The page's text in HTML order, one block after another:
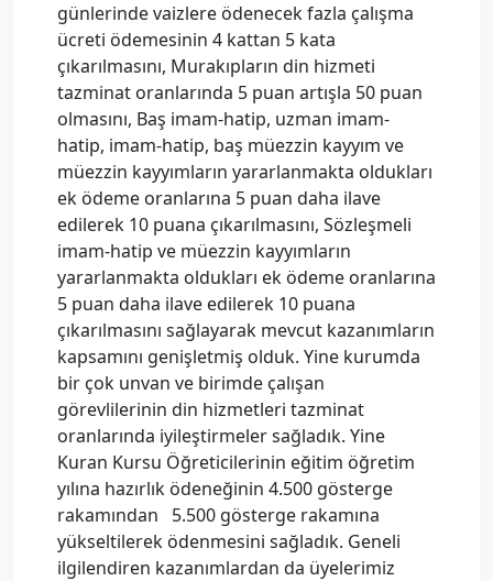
günlerinde vaizlere ödenecek fazla çalışma
ücreti ödemesinin 4 kattan 5 kata
çıkarılmasını, Murakıpların din hizmeti
tazminat oranlarında 5 puan artışla 50 puan
olmasını, Baş imam-hatip, uzman imam-
hatip, imam-hatip, baş müezzin kayyım ve
müezzin kayyımların yararlanmakta oldukları
ek ödeme oranlarına 5 puan daha ilave
edilerek 10 puana çıkarılmasını, Sözleşmeli
imam-hatip ve müezzin kayyımların
yararlanmakta oldukları ek ödeme oranlarına
5 puan daha ilave edilerek 10 puana
çıkarılmasını sağlayarak mevcut kazanımların
kapsamını genişletmiş olduk. Yine kurumda
bir çok unvan ve birimde çalışan
görevlilerinin din hizmetleri tazminat
oranlarında iyileştirmeler sağladık. Yine
Kuran Kursu Öğreticilerinin eğitim öğretim
yılına hazırlık ödeneğinin 4.500 gösterge
rakamından 5.500 gösterge rakamına
yükseltilerek ödenmesini sağladık. Geneli
ilgilendiren kazanımlardan da üyelerimiz